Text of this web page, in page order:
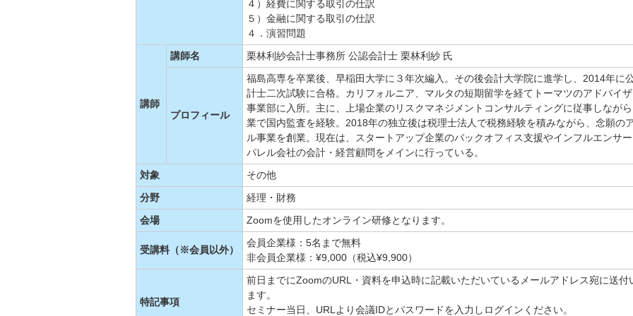
４）経費に関する取引の仕訳
５）金融に関する取引の仕訳
４．演習問題
講師
講師名 栗林利紗会計士事務所 公認会計士 栗林利紗 氏
プロフィール
福島高専を卒業後、早稲田大学に３年次編入。その後会計大学院に進学し、2014年に
計士二次試験に合格。カリフォルニア、マルタの短期留学を経てトーマツのアドバイ
事業部に入所。主に、上場企業のリスクマネジメントコンサルティングに従事しなが
業で国内監査を経験。2018年の独立後は税理士法人で税務経験を積みながら、念願の
ル事業を創業。現在は、スタートアップ企業のバックオフィス支援やインフルエンサ
パレル会社の会計・経営顧問をメインに行っている。
対象
その他
分野
経理・財務
会場
Zoomを使用したオンライン研修となります。
受講料（※会員以外）
会員企業様：5名まで無料
非会員企業様：¥9,000（税込¥9,900）
特記事項
前日までにZoomのURL・資料を申込時に記載いただいているメールアドレス宛に送付
ます。
セミナー当日、URLより会議IDとパスワードを入力しログインください。